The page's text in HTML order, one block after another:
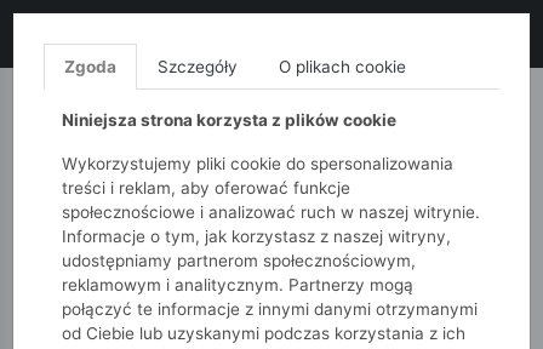
MONNARI QUIOSQUE
51015kids
Akcesoria
Zgoda Szczegóły O plikach cookie
Niniejsza strona korzysta z plików cookie
Wykorzystujemy pliki cookie do spersonalizowania
treści i reklam, aby oferować funkcje
społecznościowe i analizować ruch w naszej witrynie.
Informacje o tym, jak korzystasz z naszej witryny,
udostępniamy partnerom społecznościowym,
reklamowym i analitycznym. Partnerzy mogą
połączyć te informacje z innymi danymi otrzymanymi
od Ciebie lub uzyskanymi podczas korzystania z ich